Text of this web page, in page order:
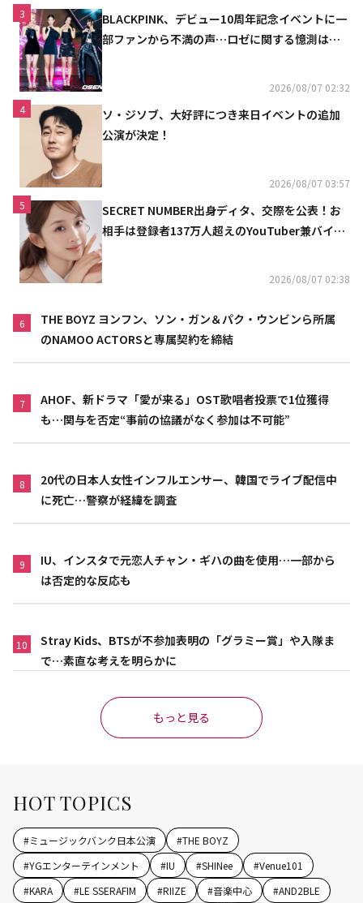
3
BLACKPINK、デビュー10周年記念イベントに一
部ファンから不満の声…ロゼに関する憶測は否
2026/08/07 02:32
4
ソ・ジソブ、大好評につき来日イベントの追加
公演が決定！
2026/08/07 03:57
5
SECRET NUMBER出身ディタ、交際を公表！お
相手は登録者137万人超えのYouTuber兼バイオ
2026/08/07 02:38
6
THE BOYZ ヨンフン、ソン・ガン＆パク・ウンビンら所属
のNAMOO ACTORSと専属契約を締結
7
AHOF、新ドラマ「愛が来る」OST歌唱者投票で1位獲得
も…関与を否定“事前の協議がなく参加は不可能”
8
20代の日本人女性インフルエンサー、韓国でライブ配信中
に死亡…警察が経緯を調査
9
IU、インスタで元恋人チャン・ギハの曲を使用…一部から
は否定的な反応も
10
Stray Kids、BTSが不参加表明の「グラミー賞」や入隊ま
で…素直な考えを明らかに
もっと見る
HOT TOPICS
#ミュージックバンク日本公演 #THE BOYZ
#YGエンターテインメント #IU #SHINee #Venue101
#KARA #LE SSERAFIM #RIIZE #音楽中心 #AND2BLE